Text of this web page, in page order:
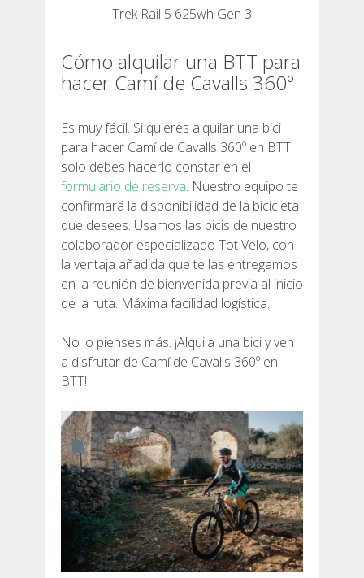
Trek Rail 5 625wh Gen 3
Cómo alquilar una BTT para
hacer Camí de Cavalls 360º
Es muy fácil. Si quieres alquilar una bici
para hacer Camí de Cavalls 360º en BTT
solo debes hacerlo constar en el
formulario de reserva. Nuestro equipo te
confirmará la disponibilidad de la bicicleta
que desees. Usamos las bicis de nuestro
colaborador especializado Tot Velo, con
la ventaja añadida que te las entregamos
en la reunión de bienvenida previa al inicio
de la ruta. Máxima facilidad logística.
No lo pienses más. ¡Alquila una bici y ven
a disfrutar de Camí de Cavalls 360º en
BTT!